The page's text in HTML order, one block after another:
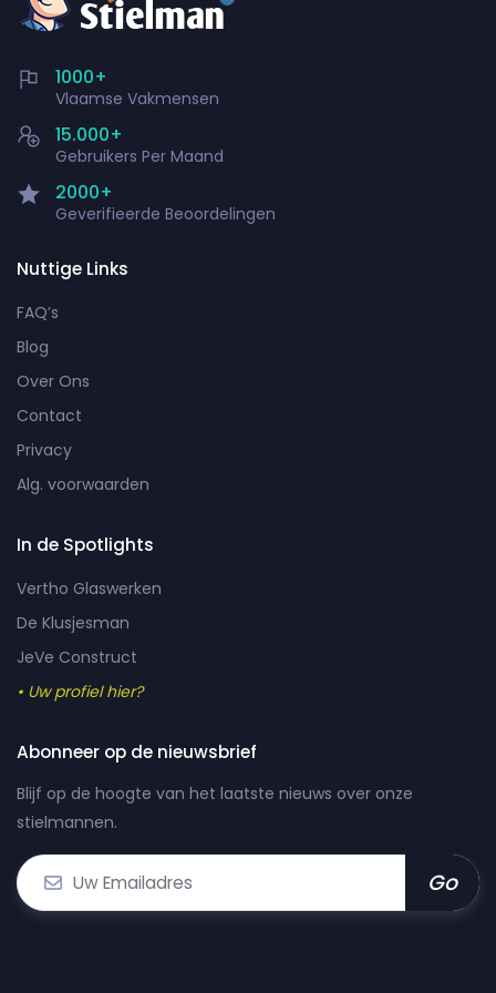
1000+
Vlaamse Vakmensen
15.000+
Gebruikers Per Maand
2000+
Geverifieerde Beoordelingen
Nuttige Links
FAQ’s
Blog
Over Ons
Contact
Privacy
Alg. voorwaarden
In de Spotlights
Vertho Glaswerken
De Klusjesman
JeVe Construct
• Uw profiel hier?
Abonneer op de nieuwsbrief
Blijf op de hoogte van het laatste nieuws over onze
stielmannen.
Go